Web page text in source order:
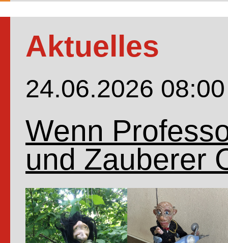
Aktuelles
24.06.2026 08:00
Wenn
und Zauberer